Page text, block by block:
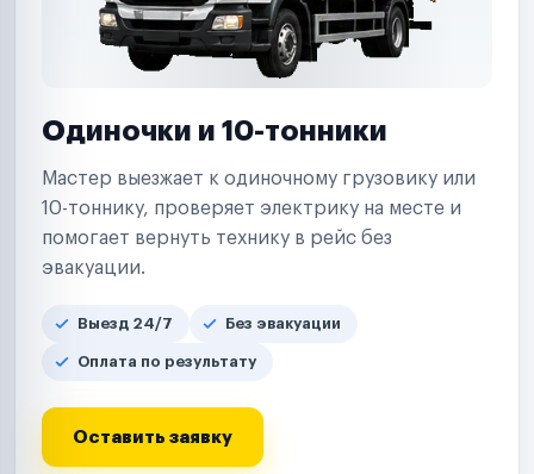
Одиночки и 10-тонники
Мастер выезжает к одиночному грузовику или
10-тоннику, проверяет электрику на месте и
помогает вернуть технику в рейс без
эвакуации.
Выезд 24/7 Без эвакуации
Оплата по результату
Оставить заявку